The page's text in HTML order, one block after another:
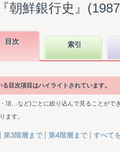
朝鮮銀行史』
目次 索引
目次項目はハイライトされています。
項…など)ごとに絞り込んで見ることがで
ます。
第3階層まで 第4階層まで すべて